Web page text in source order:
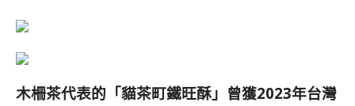
木柵茶代表的「貓茶町鐵旺酥」曾獲2023年台灣